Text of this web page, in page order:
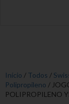
Início / Todos /
Polipropileno /
POLIPROPILENO